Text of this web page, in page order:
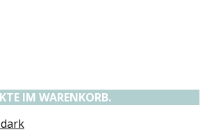
IM WARENKORB.